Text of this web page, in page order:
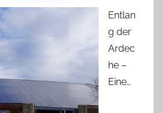
Entlan
g der
Ardec
he –
Eine…